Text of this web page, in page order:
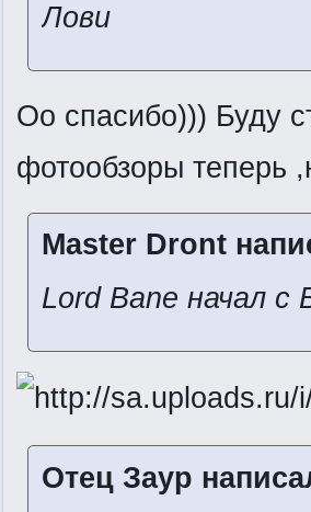
Лови
Оо спасибо))) Буду
фотообзоры теперь
Master Dront
Lord Bane начал с
Отец Заур